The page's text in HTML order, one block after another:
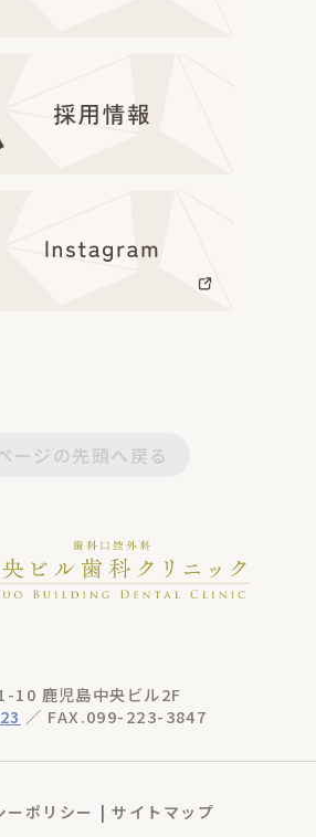
ージの先頭へ戻る
10 鹿児島中央ビル2F
／ FAX.099-223-3847
ーポリシー サイトマップ